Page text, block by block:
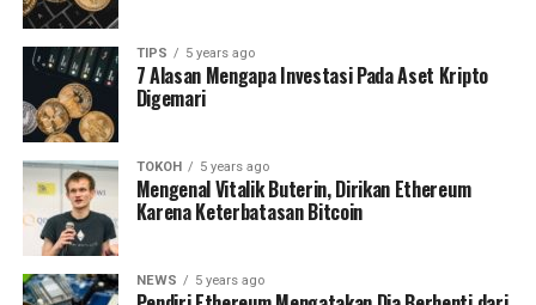
TIPS 5 years ago
7 Alasan Mengapa Investasi Pada Aset Kripto
Digemari
TOKOH 5 years ago
Mengenal Vitalik Buterin, Dirikan Ethereum
Karena Keterbatasan Bitcoin
NEWS 5 years ago